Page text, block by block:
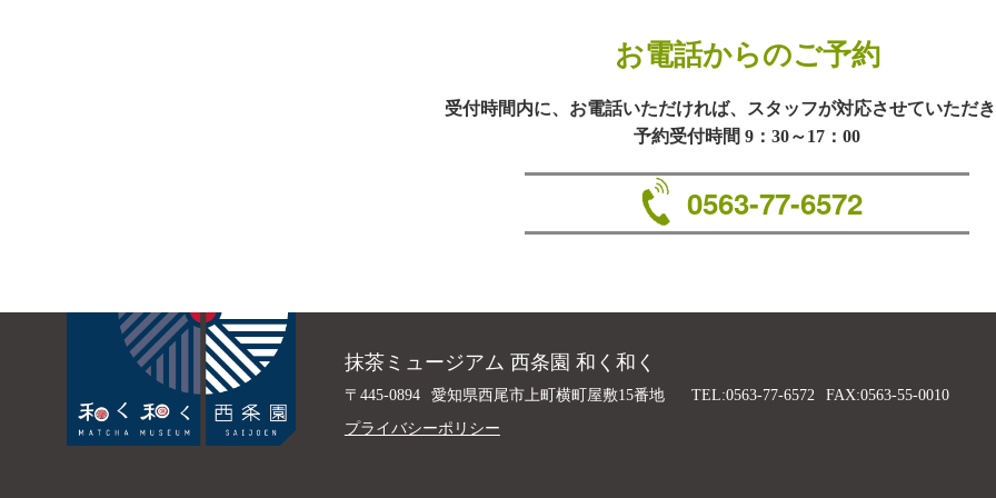
お電話からのご予約
受付時間内に、お電話いただければ、スタッフが対応させていただ
予約受付時間 9：30～17：00
0563-77-6572
抹茶ミュージアム 西条園 和く和く
〒445-0894 愛知県西尾市上町横町屋敷15番地 TEL:0563-77-6572
FAX:0563-55-0010
プライバシーポリシー